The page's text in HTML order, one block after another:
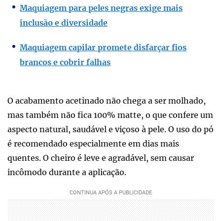
Maquiagem para peles negras exige mais
inclusão e diversidade
Maquiagem capilar promete disfarçar fios
brancos e cobrir falhas
O acabamento acetinado não chega a ser molhado,
mas também não fica 100% matte, o que confere um
aspecto natural, saudável e viçoso à pele. O uso do pó
é recomendado especialmente em dias mais
quentes. O cheiro é leve e agradável, sem causar
incômodo durante a aplicação.